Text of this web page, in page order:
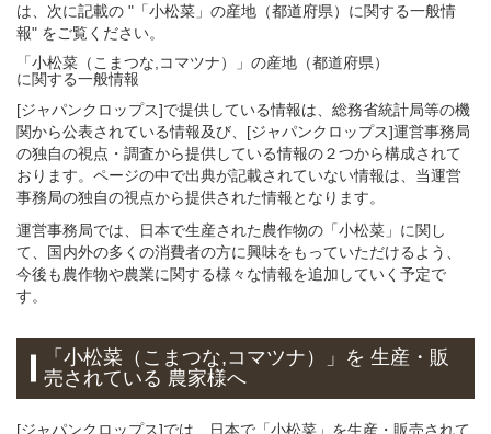
は、次に記載の "「小松菜」の産地（都道府県）に関する一般情
報" をご覧ください。
「小松菜（こまつな,コマツナ）」 の産地（都道府県）
に関する一般情報
[ジャパンクロップス]で提供している情報は、総務省統計局等の機
関から公表されている情報及び、[ジャパンクロップス]運営事務局
の独自の視点・調査から提供している情報の２つから構成されて
おります。ページの中で出典が記載されていない情報は、当運営
事務局の独自の視点から提供された情報となります。
運営事務局では、日本で生産された農作物の「小松菜」に関し
て、国内外の多くの消費者の方に興味をもっていただけるよう、
今後も農作物や農業に関する様々な情報を追加していく予定で
す。
「小松菜（こまつな,コマツナ）」 を 生産・販
売されている 農家様へ
[ジャパンクロップス]では、日本で「小松菜」を生産・販売されて